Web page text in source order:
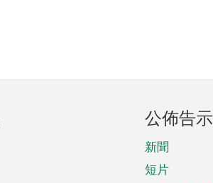
公佈告示
新聞
短片